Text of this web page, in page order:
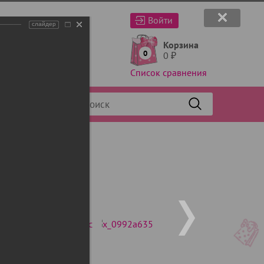
Войти
0
Корзина
0 ₽
Список сравнения
слайдер